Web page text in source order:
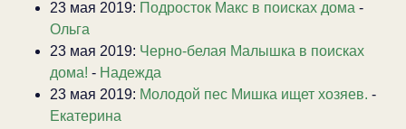
23 мая 2019: Подросток Макс в поисках дома -
Ольга
23 мая 2019: Черно-белая Малышка в поисках
дома! - Надежда
23 мая 2019: Молодой пес Мишка ищет хозяев. -
Екатерина